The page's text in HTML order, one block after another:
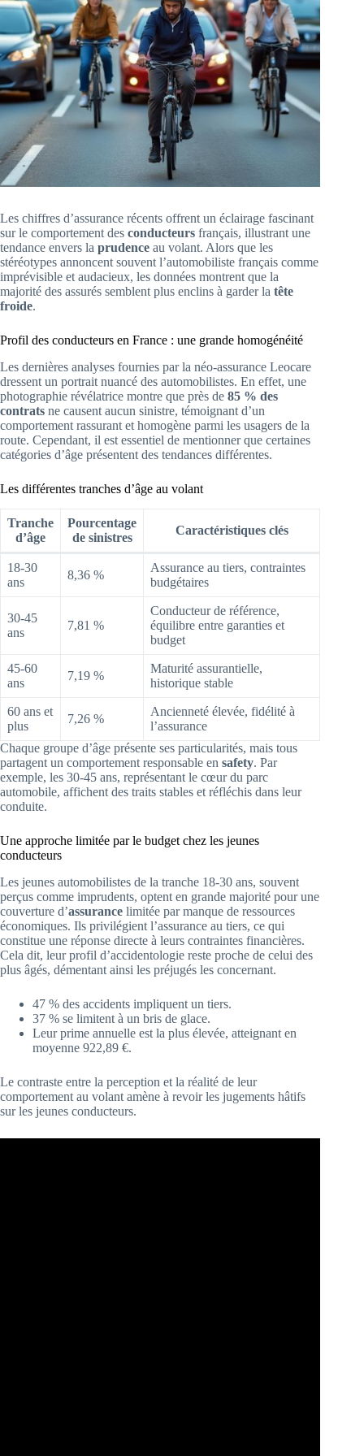
Les chiffres d’assurance récents offrent un éclairage fascinant
sur le comportement des conducteurs français, illustrant une
tendance envers la prudence au volant. Alors que les
stéréotypes annoncent souvent l’automobiliste français comme
imprévisible et audacieux, les données montrent que la
majorité des assurés semblent plus enclins à garder la tête
froide.
Profil des conducteurs en France : une grande homogénéité
Les dernières analyses fournies par la néo-assurance Leocare
dressent un portrait nuancé des automobilistes. En effet, une
photographie révélatrice montre que près de 85 % des
contrats ne causent aucun sinistre, témoignant d’un
comportement rassurant et homogène parmi les usagers de la
route. Cependant, il est essentiel de mentionner que certaines
catégories d’âge présentent des tendances différentes.
Les différentes tranches d’âge au volant
Tranche
d’âge
Pourcentage
de sinistres
Caractéristiques clés
18-30
ans
8,36 %
Assurance au tiers, contraintes
budgétaires
30-45
ans
7,81 %
Conducteur de référence,
équilibre entre garanties et
budget
45-60
ans
7,19 %
Maturité assurantielle,
historique stable
60 ans et
plus
7,26 %
Ancienneté élevée, fidélité à
l’assurance
Chaque groupe d’âge présente ses particularités, mais tous
partagent un comportement responsable en safety. Par
exemple, les 30-45 ans, représentant le cœur du parc
automobile, affichent des traits stables et réfléchis dans leur
conduite.
Une approche limitée par le budget chez les jeunes
conducteurs
Les jeunes automobilistes de la tranche 18-30 ans, souvent
perçus comme imprudents, optent en grande majorité pour une
couverture d’assurance limitée par manque de ressources
économiques. Ils privilégient l’assurance au tiers, ce qui
constitue une réponse directe à leurs contraintes financières.
Cela dit, leur profil d’accidentologie reste proche de celui des
plus âgés, démentant ainsi les préjugés les concernant.
47 % des accidents impliquent un tiers.
37 % se limitent à un bris de glace.
Leur prime annuelle est la plus élevée, atteignant en
moyenne 922,89 €.
Le contraste entre la perception et la réalité de leur
comportement au volant amène à revoir les jugements hâtifs
sur les jeunes conducteurs.